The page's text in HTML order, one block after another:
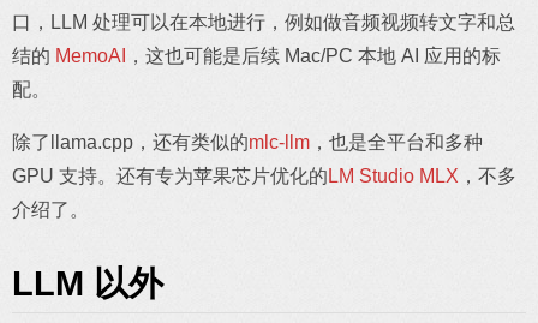
口，LLM 处理可以在本地进行，例如做音频视频转文字和总
结的 MemoAI
，这也可能是后续 Mac/PC 本地 AI 应用的标
配。
除了llama.cpp，还有类似的mlc-llm ，也是全平台和多种
GPU 支持。还有专为苹果芯片优化的 LM Studio MLX ，不多
介绍了。
LLM 以外